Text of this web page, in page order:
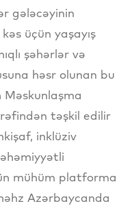
gələcəyinin
üçün yaşayış
şəhərlər və
həsr olunan bu
təşkil edilir
inklüziv
mühüm platforma
Azərbaycanda